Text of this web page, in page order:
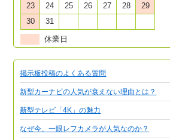
23
24 25 26 27 28
29
30
31
休業日
掲示板投稿のよくある質問
新型カーナビの人気が衰えない理由とは？
新型テレビ「4K」の魅力
なぜ今、一眼レフカメラが人気なのか？